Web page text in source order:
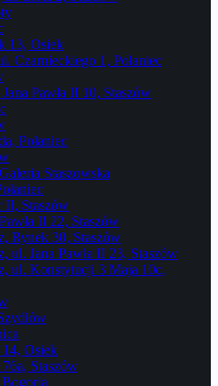
13, Osiek
Czarnieckiego 1, Połaniec
Pawła II 10, Staszów
Połaniec
Staszowska
II, Staszów
II 22, Staszów
Rynek 30, Staszów
ul. Jana Pawła II 23, Staszów
ul. Konstytucji 3 Maja 10c,
Osiek
Staszów